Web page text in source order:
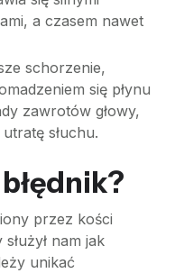
a czasem nawet
schorzenie,
się płynu
zawrotów głowy,
słuchu.
przez kości
nam jak
unikać